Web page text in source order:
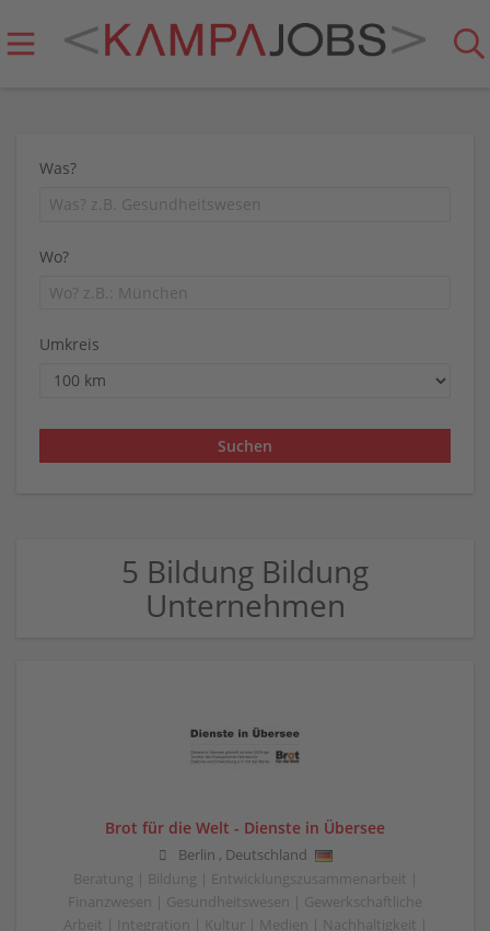
Was?
Wo?
Umkreis
5 Bildung Bildung
Unternehmen
Brot für die Welt - Dienste in Übersee
Berlin , Deutschland
Beratung | Bildung | Entwicklungszusammenarbeit |
Finanzwesen | Gesundheitswesen | Gewerkschaftliche
Arbeit | Integration | Kultur | Medien | Nachhaltigkeit |